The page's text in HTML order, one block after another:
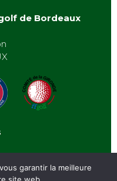
de Bordeaux
garantir la meilleure